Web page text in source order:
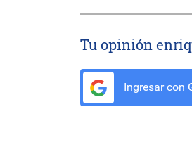
Tu opinión
Ingresar con